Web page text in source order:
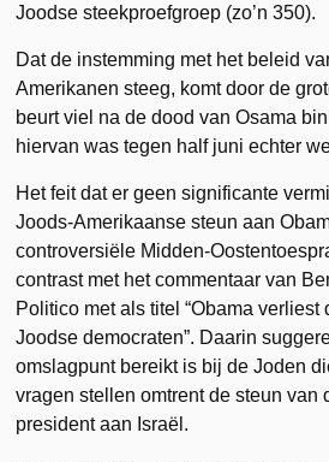
Joodse steekproefgroep (zo’n 350).
Dat de instemming met het beleid
Amerikanen steeg, komt door de
beurt viel na de dood van Osama
hiervan was tegen half juni echter
Het feit dat er geen significante
Joods-Amerikaanse steun aan
controversiële Midden-
contrast met het commentaar van
Politico met als titel “Obama verliest
Joodse democraten”. Daarin
omslagpunt bereikt is bij de Joden
vragen stellen omtrent de steun van
president aan Israël.